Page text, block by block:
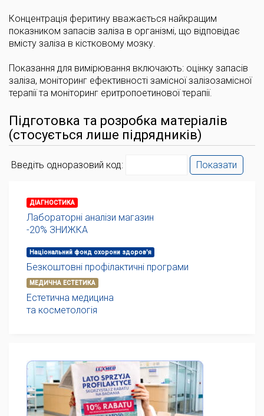
Концентрація феритину вважається найкращим
показником запасів заліза в організмі, що відповідає
вмісту заліза в кістковому мозку.
Показання для вимірювання включають: оцінку запасів
заліза, моніторинг ефективності замісної залізозамісної
терапії та моніторинг еритропоетинової терапії.
Підготовка та розробка матеріалів
(стосується лише підрядників)
Введіть одноразовий код: Показати
ДІАГНОСТИКА
Лабораторні аналізи магазин
-20% ЗНИЖКА
Національний фонд охорони здоров'я
Безкоштовні профілактичні програми
МЕДИЧНА ЕСТЕТИКА
Естетична медицина
та косметологія